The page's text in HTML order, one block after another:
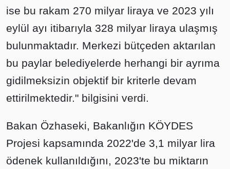
ise bu rakam 270 milyar liraya ve 2023 yılı
eylül ayı itibarıyla 328 milyar liraya ulaşmış
bulunmaktadır. Merkezi bütçeden aktarılan
bu paylar belediyelerde herhangi bir ayrıma
gidilmeksizin objektif bir kriterle devam
ettirilmektedir." bilgisini verdi.
Bakan Özhaseki, Bakanlığın KÖYDES
Projesi kapsamında 2022'de 3,1 milyar lira
ödenek kullanıldığını, 2023'te bu miktarın